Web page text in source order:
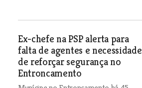
Ex-chefe na PSP alerta para
falta de agentes e necessidade
de reforçar segurança no
Entroncamento